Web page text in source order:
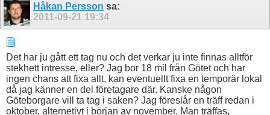
Håkan Persson sa:
2011-09-21 19:34
Det har ju gått ett tag nu och det verkar ju inte finnas alltför
stekhett intresse, eller? Jag bor 18 mil från Götet och har
ingen chans att fixa allt, kan eventuellt fixa en temporär lokal
då jag känner en del företagare där. Kanske någon
Göteborgare vill ta tag i saken? Jag föreslår en träff redan i
oktober, alternetivt i början av november. Man träffas,